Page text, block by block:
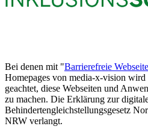
Bei denen mit "Barrierefreie Webseite
Homepages von media-x-vision
geachtet, diese Webseiten und
zu machen. Die Erklärung zur
Behindertengleichstellungsgesetz
NRW verlangt.